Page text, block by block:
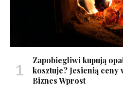
Zapobiegliwi kupują
kosztuje? Jesienią ceny
Biznes Wprost